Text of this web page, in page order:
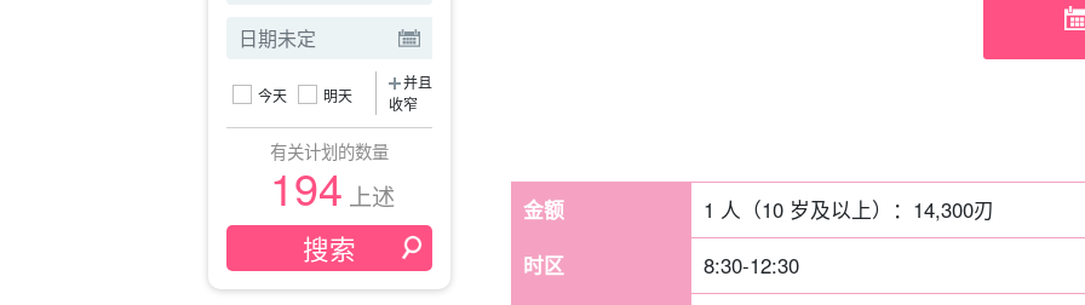
今天 明天
并且
收窄
有关计划的数量
194 上述 金额 1 人（10 岁及以上）： 14,300刃
时区
8:30-12:30